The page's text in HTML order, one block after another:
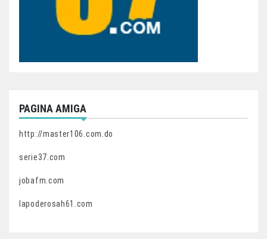
PAGINA AMIGA
http://master106.com.do
serie37.com
jobafm.com
lapoderosah61.com